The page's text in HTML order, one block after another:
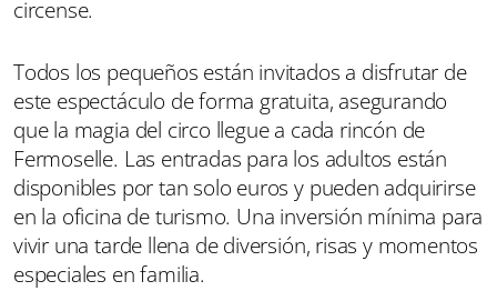
circense.
Todos los pequeños están invitados a disfrutar de
este espectáculo de forma gratuita, asegurando
que la magia del circo llegue a cada rincón de
Fermoselle. Las entradas para los adultos están
disponibles por tan solo euros y pueden adquirirse
en la oficina de turismo. Una inversión mínima para
vivir una tarde llena de diversión, risas y momentos
especiales en familia.